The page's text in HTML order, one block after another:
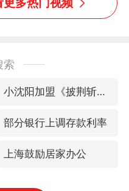
索
小沈阳加盟《披荆斩棘》
部分银行上调存款利率
上海鼓励居家办公